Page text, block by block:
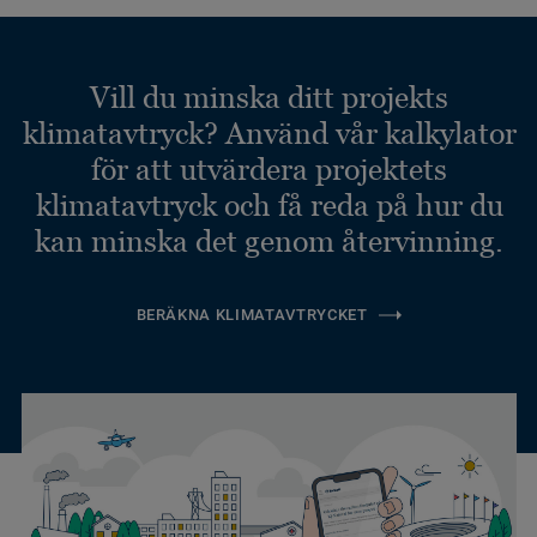
Vill du minska ditt projekts
klimatavtryck? Använd vår kalkylator
för att utvärdera projektets
klimatavtryck och få reda på hur du
kan minska det genom återvinning.
BERÄKNA KLIMATAVTRYCKET